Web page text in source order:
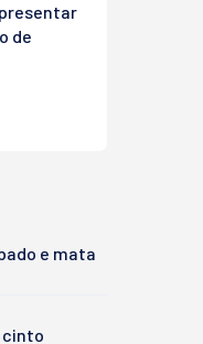
de
e mata
cinto